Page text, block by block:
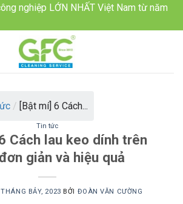
nghiệp LỚN NHẤT Việt Nam từ năm
/ [Bật mí] 6 Cách...
Tin tức
Cách lau keo dính trên
giản và hiệu quả
BẢY, 2023 BỞI ĐOÀN VĂN CƯỜNG